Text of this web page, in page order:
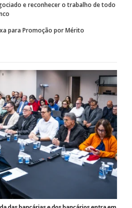
e reconhecer o trabalho de todo
para Promoção por Mérito